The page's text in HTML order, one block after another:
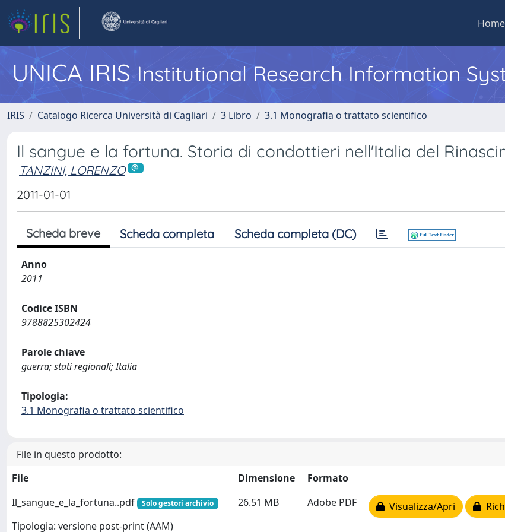
Home
UNICA IRISInstitutional Research Information
IRIS Catalogo Ricerca Università di Cagliari 3 Libro 3.1 Monografia o trattato scientifico
Il sangue e la fortuna. Storia di condottieri nell'Italia del
TANZINI, LORENZO
2011-01-01
Scheda breve Scheda completa Scheda completa (DC)
Anno
2011
Codice ISBN
9788825302424
Parole chiave
guerra; stati regionali; Italia
Tipologia:
3.1 Monografia o trattato scientifico
File in questo prodotto:
File
Dimensione
Formato
Il_sangue_e_la_fortuna..pdf
Solo gestori archivio
Tipologia: versione post-print (AAM)
26.51 MB Adobe PDF Visualizza/Apri